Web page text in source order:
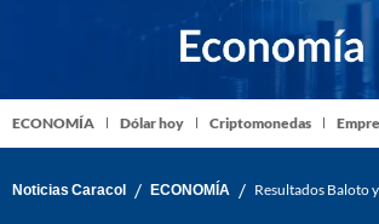
ECONOMÍA Dólar hoy Criptomonedas
Noticias Caracol / ECONOMÍA / Resultados Baloto